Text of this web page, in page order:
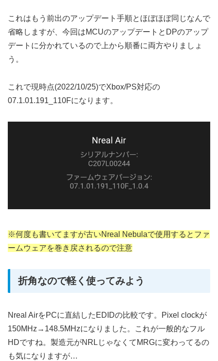
これはもう前出のアップデート手順とほぼほぼ同じなんで
省略しますが、今回はMCUのアップデートとDPのアップ
デートに分かれているので上から順番に両方やりましょ
う。
これで現時点(2022/10/25)でXbox/PS対応の
07.1.01.191_110Fになります。
※何度も書いてますが古いNreal Nebulaで使用するとファ
ームウェアを巻き戻されるので注意
折角なので軽く使ってみよう
Nreal AirをPCに直結したEDIDの比較です。Pixel clockが
150MHz→148.5MHzになりました。これが一般的なフル
HDですね。製造元がNRLじゃなくてMRGに変わってるの
も気になりますが…